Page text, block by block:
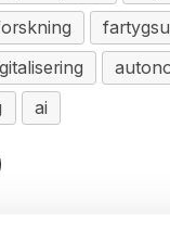
ai